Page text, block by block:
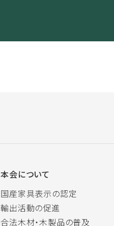
本会について
国産家具表示の認定
輸出活動の促進
合法木材・木製品の普及